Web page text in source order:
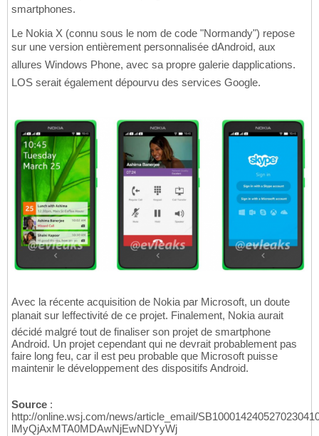
smartphones.
Le Nokia X (connu sous le nom de code "Normandy") repose
sur une version entièrement personnalisée dAndroid, aux
allures Windows Phone, avec sa propre galerie dapplications.
LOS serait également dépourvu des services Google.
Avec la récente acquisition de Nokia par Microsoft, un doute
planait sur leffectivité de ce projet. Finalement, Nokia aurait
décidé malgré tout de finaliser son projet de smartphone
Android. Un projet cependant qui ne devrait probablement pas
faire long feu, car il est peu probable que Microsoft puisse
maintenir le développement des dispositifs Android.
Source :
http://online.wsj.com/news/article_email/
lMyQjAxMTA0MDAwNjEwNDYyWj